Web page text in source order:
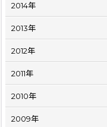
2014年
2013年
2012年
2011年
2010年
2009年